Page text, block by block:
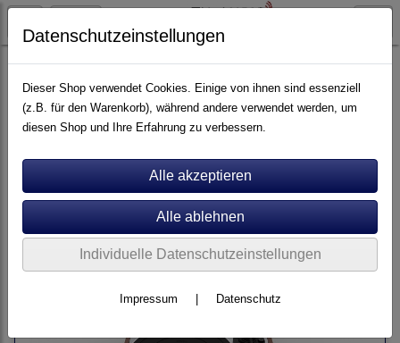
Artikel nach Marken P - Z Thorens
Sortierung wählen
Datenschutzeinstellungen
Dieser Shop verwendet Cookies. Einige von ihnen sind essenziell
(z.B. für den Warenkorb), während andere verwendet werden, um
diesen Shop und Ihre Erfahrung zu verbessern.
Individuelle Datenschutzeinstellungen
Impressum Datenschutz